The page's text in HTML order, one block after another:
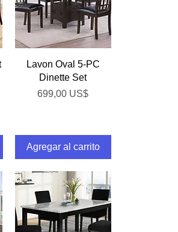
Vista rápida
Lavon Oval 5-PC
Dinette Set
Precio
699,00 US$
Agregar al carrito